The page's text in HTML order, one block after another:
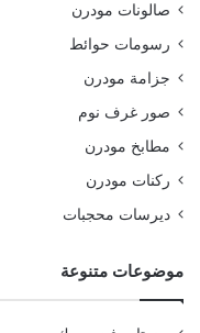
صالونات مودرن
رسومات حوائط
جزامة مودرن
صور غرف نوم
مطابخ مودرن
ركنات مودرن
ديرسات محجبات
موضوعات متنوعة